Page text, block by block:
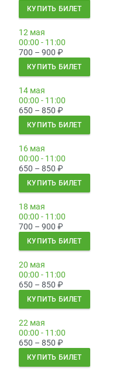
КУПИТЬ БИЛЕТ
12 мая
00:00 - 11:00
700 – 900 ₽
КУПИТЬ БИЛЕТ
14 мая
00:00 - 11:00
650 – 850 ₽
КУПИТЬ БИЛЕТ
16 мая
00:00 - 11:00
650 – 850 ₽
КУПИТЬ БИЛЕТ
18 мая
00:00 - 11:00
700 – 900 ₽
КУПИТЬ БИЛЕТ
20 мая
00:00 - 11:00
650 – 850 ₽
КУПИТЬ БИЛЕТ
22 мая
00:00 - 11:00
650 – 850 ₽
КУПИТЬ БИЛЕТ